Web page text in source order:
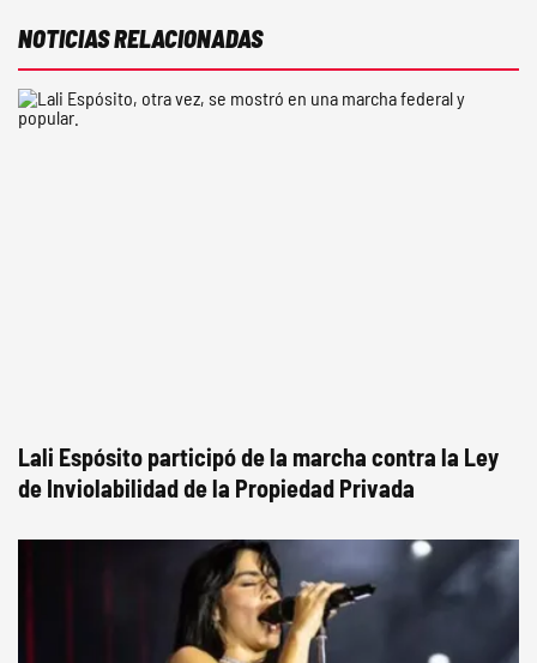
NOTICIAS RELACIONADAS
Lali Espósito participó de la marcha contra la Ley
de Inviolabilidad de la Propiedad Privada